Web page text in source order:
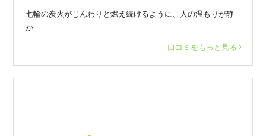
七輪の炭火がじんわりと燃え続けるように、人の温もりが静
か...
口コミをもっと見る